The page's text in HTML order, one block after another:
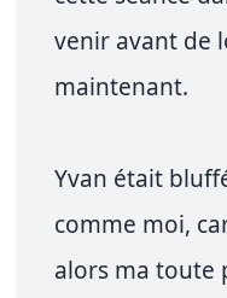
venir avant de
maintenant.
Yvan était
comme moi,
alors ma toute